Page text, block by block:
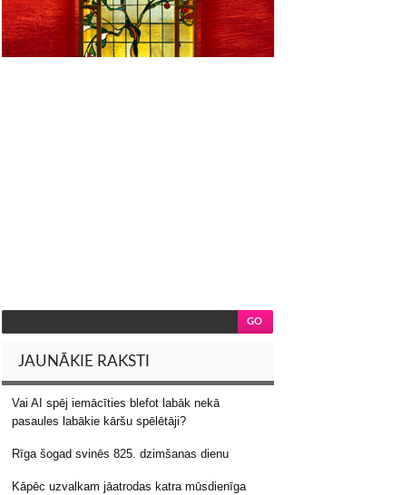
JAUNĀKIE RAKSTI
Vai AI spēj iemācīties blefot labāk nekā
pasaules labākie kāršu spēlētāji?
Rīga šogad svinēs 825. dzimšanas dienu
Kāpēc uzvalkam jāatrodas katra mūsdienīga